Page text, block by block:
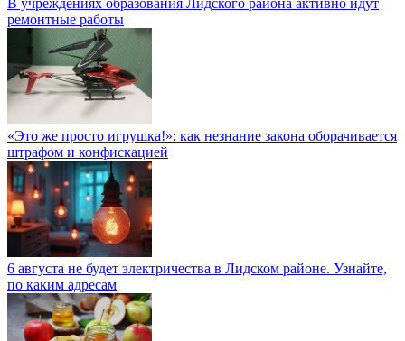
ремонтные работы
«Это же просто игрушка!»: как незнание закона оборачивается
штрафом и конфискацией
6 августа не будет электричества в Лидском районе. Узнайте,
по каким адресам